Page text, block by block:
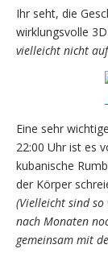
Ihr seht, die
wirklungsvolle
vielleicht nicht
Eine sehr
22:00 Uhr ist es
kubanische
der Körper
(Vielleicht sind so
nach Monaten
gemeinsam mit